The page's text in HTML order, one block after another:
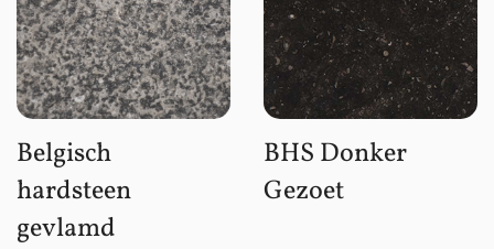
Belgisch
hardsteen
gevlamd
BHS Donker
Gezoet